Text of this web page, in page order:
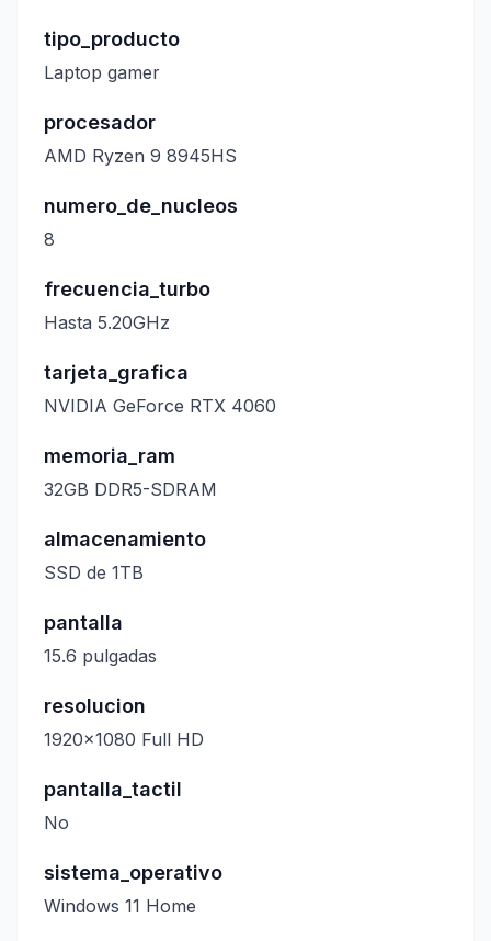
tipo_producto
Laptop gamer
procesador
AMD Ryzen 9 8945HS
numero_de_nucleos
8
frecuencia_turbo
Hasta 5.20GHz
tarjeta_grafica
NVIDIA GeForce RTX 4060
memoria_ram
32GB DDR5-SDRAM
almacenamiento
SSD de 1TB
pantalla
15.6 pulgadas
resolucion
1920x1080 Full HD
pantalla_tactil
No
sistema_operativo
Windows 11 Home